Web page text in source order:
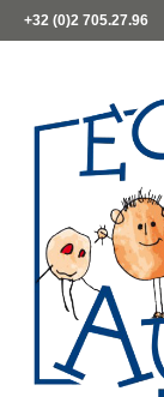
+32 (0)2 705.27.96